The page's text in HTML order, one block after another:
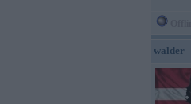
walder